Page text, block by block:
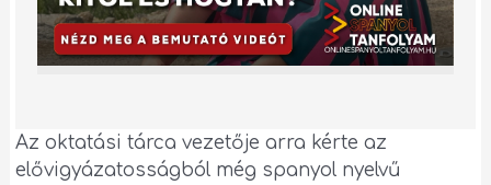
Az oktatási tárca vezetője arra kérte az
elővigyázatosságból még spanyol nyelvű